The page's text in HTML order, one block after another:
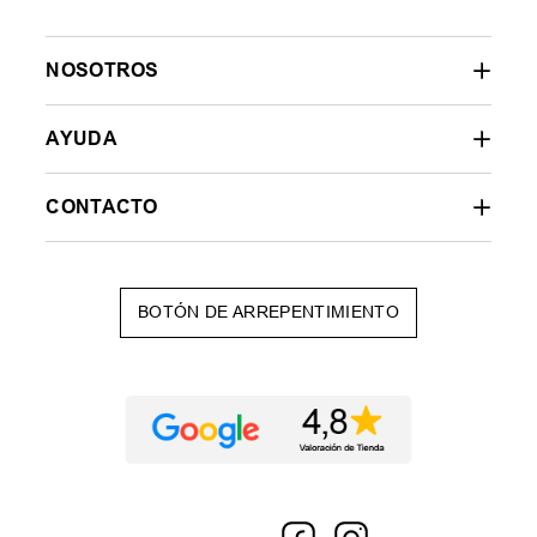
NOSOTROS
AYUDA
CONTACTO
BOTÓN DE ARREPENTIMIENTO